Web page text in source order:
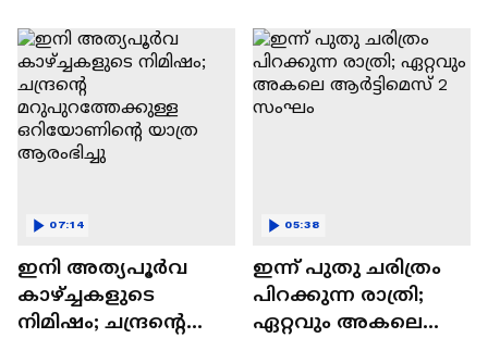
WhatsApp | Tech Talk
Tech Talk
ഇനി അത്യപൂര്‍വ
കാഴ്ച്ചകളുടെ
നിമിഷം; ചന്ദ്രന്റെ
07:14
ഇന്ന് പുതു ചരിത്രം
പിറക്കുന്ന രാത്രി;
ഏറ്റവും അകലെ
05:38